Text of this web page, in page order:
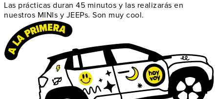
Las prácticas duran 45 minutos y las realizarás en
nuestros MINIs y JEEPs. Son muy cool.